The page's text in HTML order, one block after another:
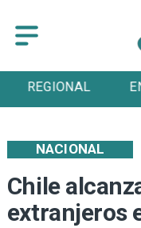
ENTRETENCIÓN
Chile
extranjeros
NACIONAL